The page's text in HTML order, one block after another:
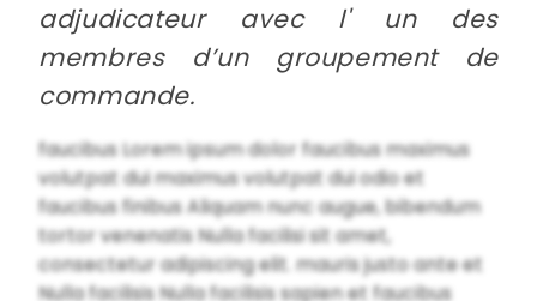
adjudicateur avec l' un des
membres d’un groupement de
commande.
faucibus Lorem ipsum dolor faucibus maximus
volutpat dui maximus volutpat dui odio et
faucibus finibus Aliquam nunc augue, bibendum
tortor venenatis Nulla facilisi sit amet,
consectetur adipiscing elit. mauris justo ante et
Nulla facilisis Nulla facilisis sapien et faucibus